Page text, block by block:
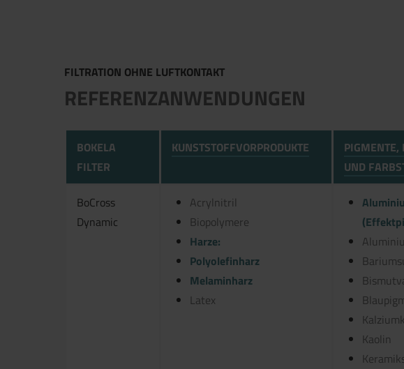
FILTRATION OHNE LUFTKONTAKT
REFERENZANWENDUNGEN
BOKELA
FILTER
KUNSTSTOFFVORPRODUKTE
PIGMENTE,
UND
BoCross
Dynamic
Acrylnitril
Biopolymere
Harze:
Polyolefinharz
Melaminharz
Latex
Kaolin